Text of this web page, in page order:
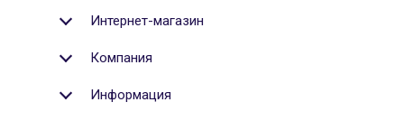
Интернет-магазин
Компания
Информация